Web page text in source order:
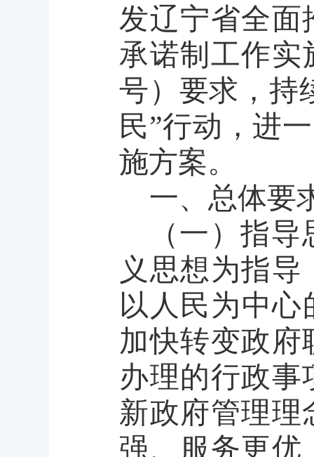
发辽宁省全面
承诺制工作实
号）要求，持
民”行动，进
施方案。
一、总体要
（一）指
义思想为指
以人民为中
加快转变政府
办理的行政事
新政府管理理
强、服务更优